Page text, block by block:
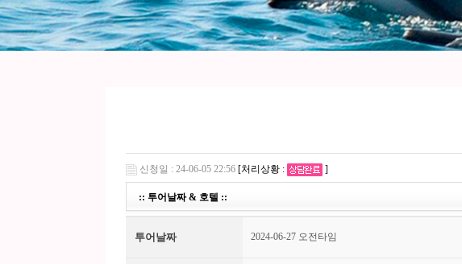
신청일 : 24-06-05 22:56 [처리상황 : ]
:: 투어날짜 & 호텔 ::
투어날짜 2024-06-27 오전타임